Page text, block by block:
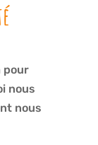
pour
nous
nous